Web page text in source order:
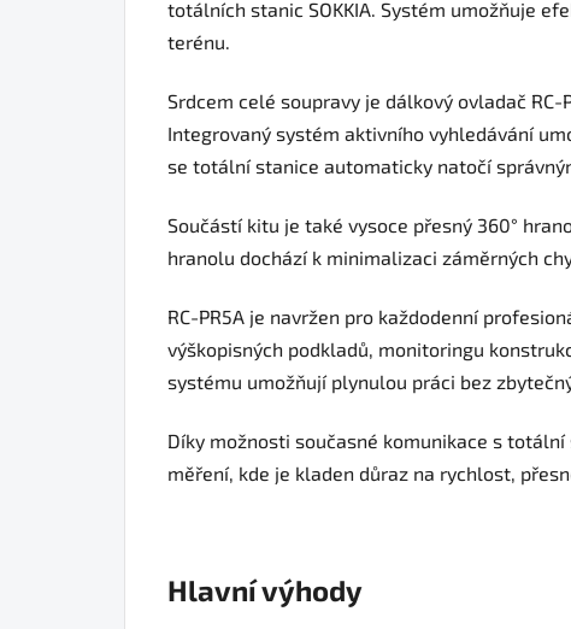
totálních stanic SOKKIA. Systém umožňuje
terénu.
Srdcem celé soupravy je dálkový ovladač
Integrovaný systém aktivního vyhledávání
se totální stanice automaticky natočí
Součástí kitu je také vysoce přesný 360°
hranolu dochází k minimalizaci záměrných
RC-PR5A je navržen pro každodenní
výškopisných podkladů, monitoringu
systému umožňují plynulou práci bez
Díky možnosti současné komunikace s
měření, kde je kladen důraz na rychlost,
Hlavní výhody